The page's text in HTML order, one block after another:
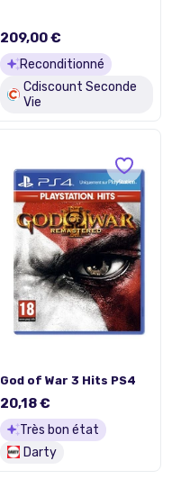
209,00 €
Reconditionné
Cdiscount Seconde
Vie
God of War 3 Hits PS4
20,18 €
Très bon état
Darty